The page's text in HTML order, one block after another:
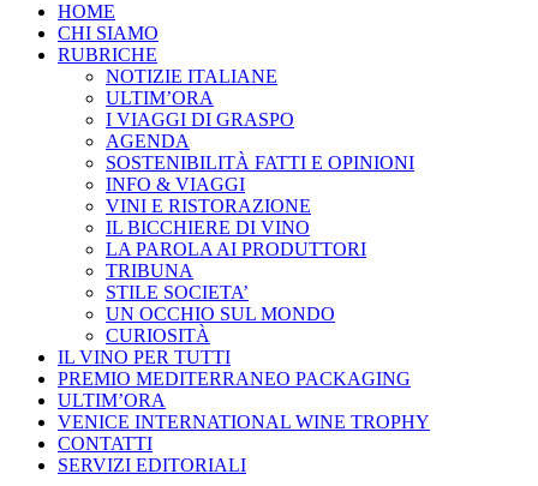
HOME
CHI SIAMO
RUBRICHE
NOTIZIE ITALIANE
ULTIM’ORA
I VIAGGI DI GRASPO
AGENDA
SOSTENIBILITÀ FATTI E OPINIONI
INFO & VIAGGI
VINI E RISTORAZIONE
IL BICCHIERE DI VINO
LA PAROLA AI PRODUTTORI
TRIBUNA
STILE SOCIETA’
UN OCCHIO SUL MONDO
CURIOSITÀ
IL VINO PER TUTTI
PREMIO MEDITERRANEO PACKAGING
ULTIM’ORA
VENICE INTERNATIONAL WINE TROPHY
CONTATTI
SERVIZI EDITORIALI